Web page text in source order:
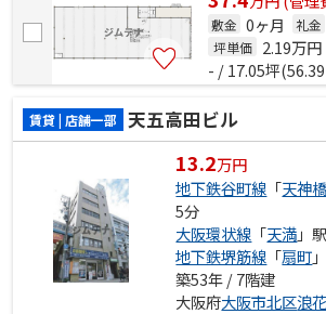
敷金 0ヶ月 礼金
坪単価 2.19万円
- / 17.05坪
賃貸 | 店舗一部 天五高田ビル
13.2万円
地下鉄谷町線 「天神
5分
大阪環状線 「天満」
地下鉄堺筋線 「扇町
築53年 / 7階建
大阪府大阪市北区浪